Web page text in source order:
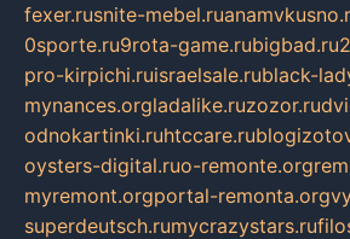
fexer.rusnite-mebel.ru
0sporte.ru9rota-game.rubigbad.ru
pro-kirpichi.ruisraelsale.rublack-
mynances.orgladalike.ruzozor.ru
odnokartinki.ruhtccare.ru
oysters-digital.ruo-remonte.org
myremont.orgportal-remonta.org
superdeutsch.rumycrazystars.ru